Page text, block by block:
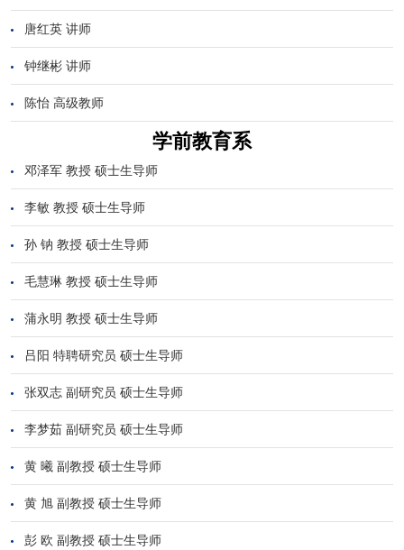
唐红英 讲师
钟继彬 讲师
陈怡 高级教师
学前教育系
邓泽军 教授 硕士生导师
李敏 教授 硕士生导师
孙 钠 教授 硕士生导师
毛慧琳 教授 硕士生导师
蒲永明 教授 硕士生导师
吕阳 特聘研究员 硕士生导师
张双志 副研究员 硕士生导师
李梦茹 副研究员 硕士生导师
黄 曦 副教授 硕士生导师
黄 旭 副教授 硕士生导师
彭 欧 副教授 硕士生导师